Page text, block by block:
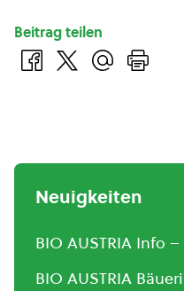
Beitrag teilen
Neuigkeiten
BIO AUSTRIA Info
BIO AUSTRIA